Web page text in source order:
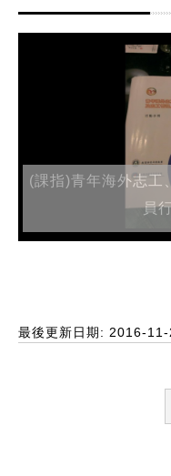
(課指)青年海外志工
員
最後更新日期: 2016-11-